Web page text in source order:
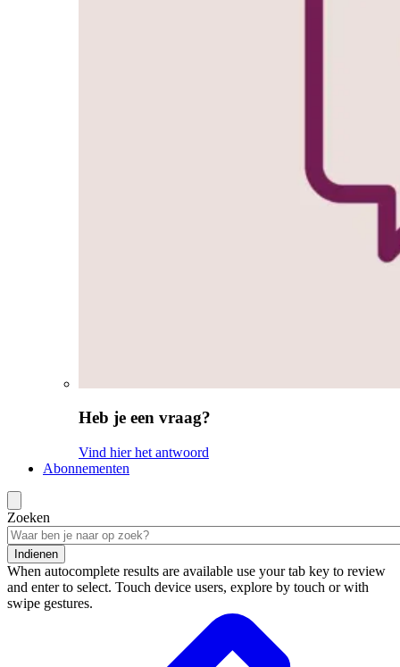
Heb je een vraag?
Vind hier het antwoord
Abonnementen
Zoeken
Indienen
When autocomplete results are available use your tab key to review
and enter to select. Touch device users, explore by touch or with
swipe gestures.